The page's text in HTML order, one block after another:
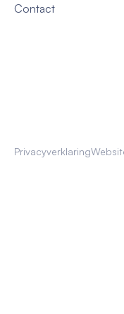
Contact
Privacyverklaring